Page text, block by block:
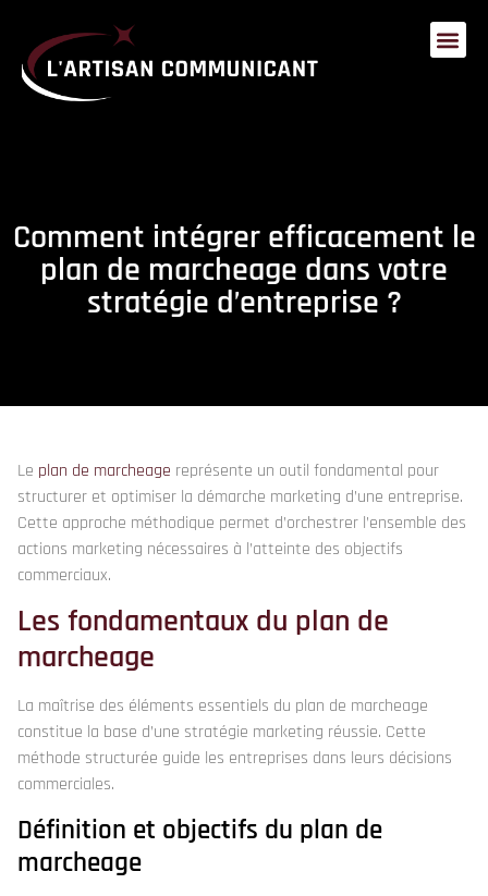
Comment intégrer efficacement le
plan de marcheage dans votre
stratégie d’entreprise ?
Le plan de marcheage représente un outil fondamental pour
structurer et optimiser la démarche marketing d’une entreprise.
Cette approche méthodique permet d’orchestrer l’ensemble des
actions marketing nécessaires à l’atteinte des objectifs
commerciaux.
Les fondamentaux du plan de
marcheage
La maîtrise des éléments essentiels du plan de marcheage
constitue la base d’une stratégie marketing réussie. Cette
méthode structurée guide les entreprises dans leurs décisions
commerciales.
Définition et objectifs du plan de
marcheage